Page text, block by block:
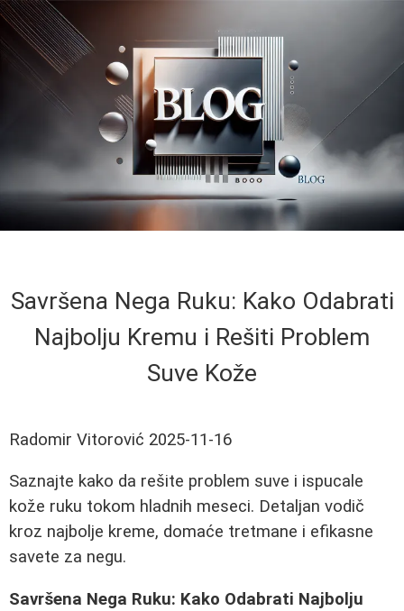
Savršena Nega Ruku: Kako Odabrati
Najbolju Kremu i Rešiti Problem
Suve Kože
Radomir Vitorović 2025-11-16
Saznajte kako da rešite problem suve i ispucale
kože ruku tokom hladnih meseci. Detaljan vodič
kroz najbolje kreme, domaće tretmane i efikasne
savete za negu.
Savršena Nega Ruku: Kako Odabrati Najbolju